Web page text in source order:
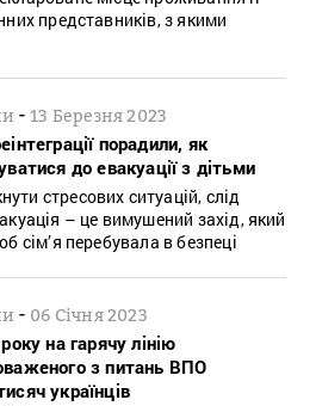
представників, з якими
-13 Березня 2023
порадили, як
до евакуації з дітьми
стресових ситуацій, слід
– це вимушений захід, який
сім’я перебувала в безпеці
- 06 Січня 2023
на гарячу лінію
з питань ВПО
українців